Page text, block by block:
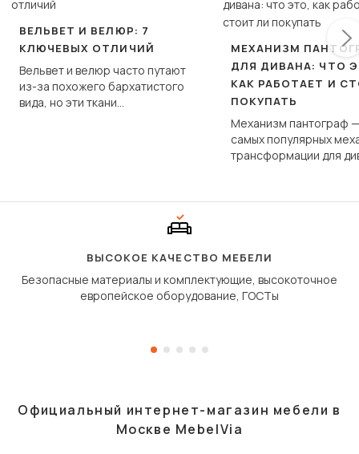
ВЕЛЬВЕТ И ВЕЛЮР: 7
КЛЮЧЕВЫХ ОТЛИЧИЙ
Вельвет и велюр часто путают
из-за похожего бархатистого
вида, но эти ткани
МЕХАНИЗМ
ДЛЯ ДИВАНА: ЧТО
КАК РАБОТАЕТ И
ПОКУПАТЬ
Механизм пантограф
самых популярных
трансформации для
сиденье не
дугообразной
ВЫСОКОЕ КАЧЕСТВО МЕБЕЛИ
Безопасные материалы и комплектующие, высокоточное
европейское оборудование, ГОСТы
Официальный интернет-магазин мебели в
Москве MebelVia